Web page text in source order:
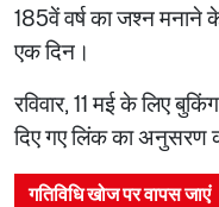
185वें वर्ष का जश्न मनाने के
एक दिन।
रविवार, 11 मई के लिए
दिए गए लिंक का अनुसरण
गतिविधि खोज पर वापस जाएं